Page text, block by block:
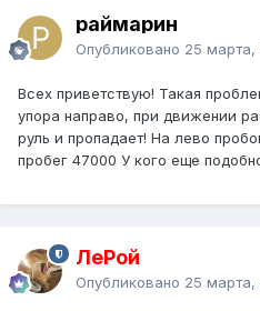
раймарин
Опубликовано 25 марта,
Всех приветствую! Такая
упора направо, при движении
руль и пропадает! На лево
пробег 47000 У кого еще
ЛеРой
Опубликовано 25 марта,